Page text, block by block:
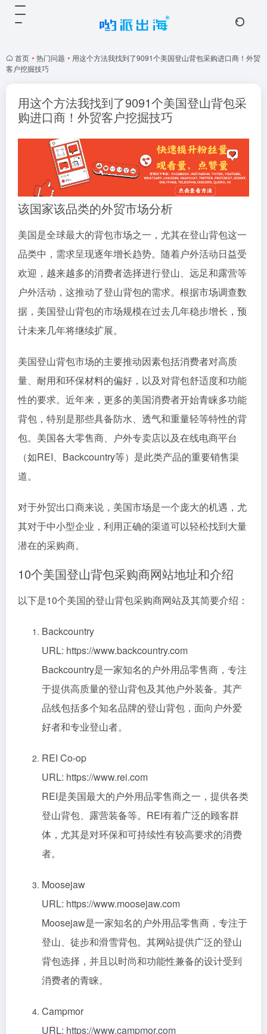
首页 • 热门问题 • 用这个方法我找到了9091个美国登山背包采购进口商！外贸
客户挖掘技巧
用这个方法我找到了9091个美国登山背包采
购进口商！外贸客户挖掘技巧
该国家该品类的外贸市场分析
美国是全球最大的背包市场之一，尤其在登山背包这一
品类中，需求呈现逐年增长趋势。随着户外活动日益受
欢迎，越来越多的消费者选择进行登山、远足和露营等
户外活动，这推动了登山背包的需求。根据市场调查数
据，美国登山背包的市场规模在过去几年稳步增长，预
计未来几年将继续扩展。
美国登山背包市场的主要推动因素包括消费者对高质
量、耐用和环保材料的偏好，以及对背包舒适度和功能
性的要求。近年来，更多的美国消费者开始青睐多功能
背包，特别是那些具备防水、透气和重量轻等特性的背
包。美国各大零售商、户外专卖店以及在线电商平台
（如REI、Backcountry等）是此类产品的重要销售渠
道。
对于外贸出口商来说，美国市场是一个庞大的机遇，尤
其对于中小型企业，利用正确的渠道可以轻松找到大量
潜在的采购商。
10个美国登山背包采购商网站地址和介绍
以下是10个美国的登山背包采购商网站及其简要介绍：
Backcountry
URL: https://www.backcountry.com
Backcountry是一家知名的户外用品零售商，专注
于提供高质量的登山背包及其他户外装备。其产
品线包括多个知名品牌的登山背包，面向户外爱
好者和专业登山者。
REI Co-op
URL: https://www.rei.com
REI是美国最大的户外用品零售商之一，提供各类
登山背包、露营装备等。REI有着广泛的顾客群
体，尤其是对环保和可持续性有较高要求的消费
者。
Moosejaw
URL: https://www.moosejaw.com
Moosejaw是一家知名的户外用品零售商，专注于
登山、徒步和滑雪背包。其网站提供广泛的登山
背包选择，并且以时尚和功能性兼备的设计受到
消费者的青睐。
Campmor
URL: https://www.campmor.com